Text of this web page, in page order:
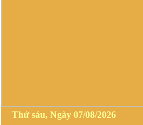
Thứ sáu, Ngày 07/08/2026